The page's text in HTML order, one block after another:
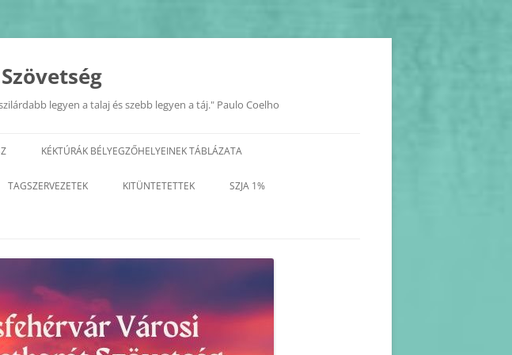
legyen a talaj és szebb legyen a táj." Paulo Coelho
TERMÉSZETI ÉRTÉKEK A KIRÁLYOK
KÉKTÚRÁK BÉLYEGZŐHELYEINEK TÁBLÁZATA
TAGSZERVEZETEK
GYÖNGYVIRÁG TE
KORÁBBI HAVI PROGRAM
TERVEZETEK(2025-2017)
TELEKI TTE– TETETE
KITÜNTETETTEK SZJA 1%